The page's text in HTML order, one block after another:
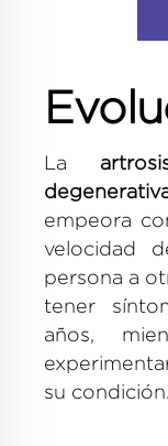
La
empeora
velocidad
persona a
tener
años,
su condición.